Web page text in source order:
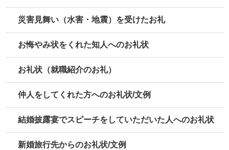
災害見舞い（水害・地震）を受けたお礼
お悔やみ状をくれた知人へのお礼状
お礼状（就職紹介のお礼）
仲人をしてくれた方へのお礼状/文例
結婚披露宴でスピーチをしていただいた人へのお礼状
新婚旅行先からのお礼状/文例